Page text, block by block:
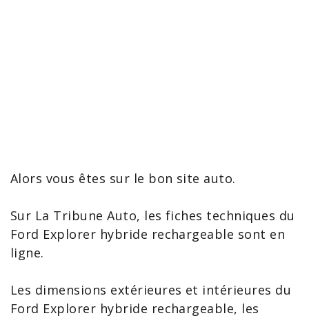
Alors vous êtes sur le bon site auto.
Sur La Tribune Auto, les fiches techniques du
Ford Explorer hybride rechargeable sont en
ligne.
Les dimensions extérieures et intérieures du
Ford Explorer hybride rechargeable, les